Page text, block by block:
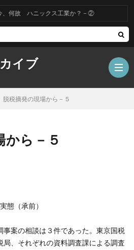
イブ
創
治
社
故 ハニックス工業か？－②
脱税摘発の現場から－５
から－５
態（承前）
案の相談は３件であった。東京国税
局、それぞれの資料調査課による調査